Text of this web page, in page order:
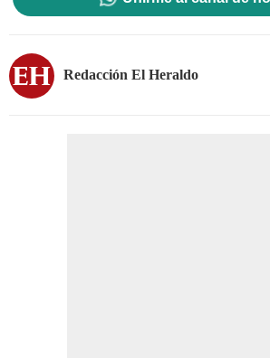
Redacción El Heraldo